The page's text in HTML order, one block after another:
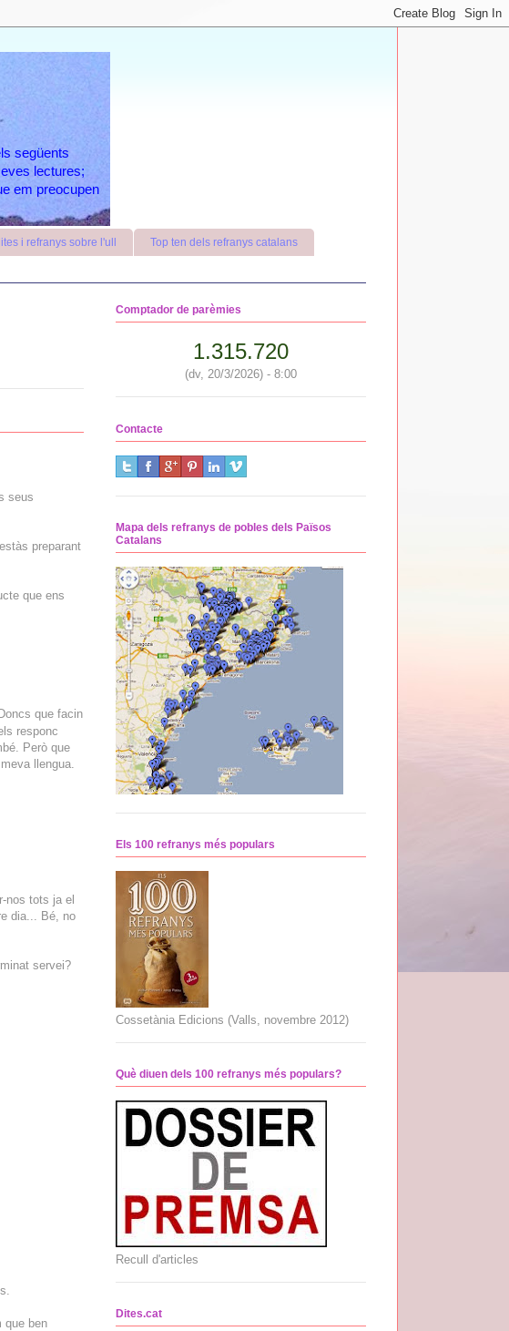
següents
lectures;
em preocupen
i refranys sobre l'ull Top ten dels refranys catalans
seus
preparant
que ens
que facin
responc
Però que
llengua.
nos tots ja el
dia... Bé, no
servei?
que ben
Comptador de parèmies
1.315.720
(dv, 20/3/2026) - 8:00
Contacte
Mapa dels refranys de pobles dels Països
Catalans
Els 100 refranys més populars
Cossetània Edicions (Valls, novembre 2012)
Què diuen dels 100 refranys més populars?
Recull d'articles
Dites.cat